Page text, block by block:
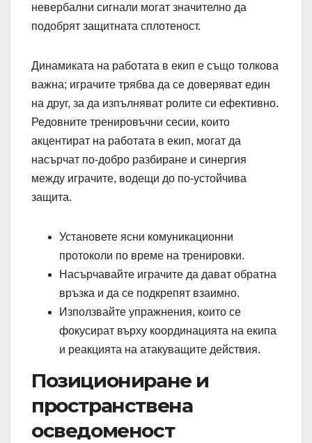
невербални сигнали могат значително да
подобрят защитната сплотеност.
Динамиката на работата в екип е също толкова
важна; играчите трябва да се доверяват един
на друг, за да изпълняват ролите си ефективно.
Редовните тренировъчни сесии, които
акцентират на работата в екип, могат да
насърчат по-добро разбиране и синергия
между играчите, водещи до по-устойчива
защита.
Установете ясни комуникационни
протоколи по време на тренировки.
Насърчавайте играчите да дават обратна
връзка и да се подкрепят взаимно.
Използвайте упражнения, които се
фокусират върху координацията на екипа
и реакцията на атакуващите действия.
Позициониране и
пространствена
осведоменост